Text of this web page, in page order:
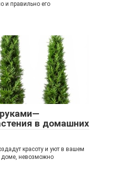
и правильно его
в домашних
красоту и уют в вашем
невозможно